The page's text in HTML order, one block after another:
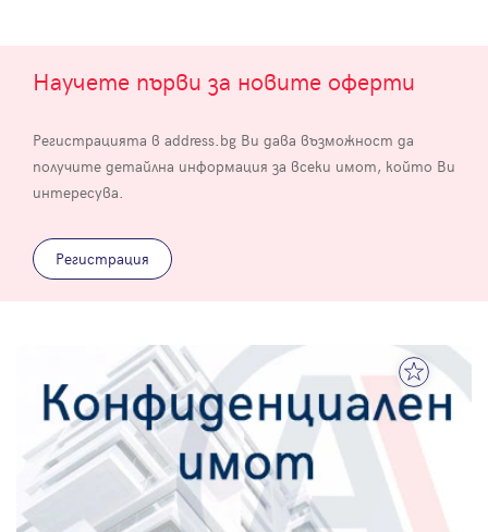
Научете първи за новите оферти
Регистрацията в address.bg Ви дава възможност да
получите детайлна информация за всеки имот, който Ви
интересува.
Регистрация